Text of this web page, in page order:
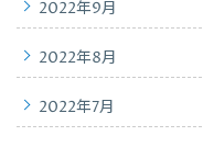
2022年9月
2022年8月
2022年7月